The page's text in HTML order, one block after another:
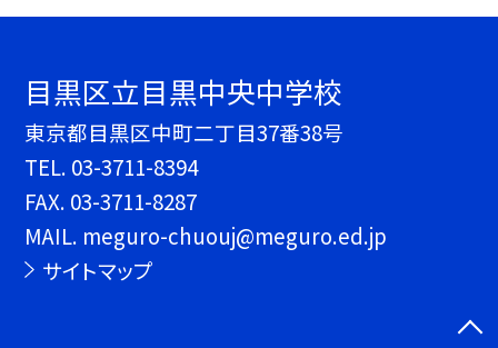
目黒区立目黒中央中学校
東京都目黒区中町二丁目37番38号
TEL. 03-3711-8394
FAX. 03-3711-8287
MAIL. meguro-chuouj@meguro.ed.jp
サイトマップ